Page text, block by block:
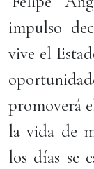
impulso
vive el
promoverá
la vida de
los días se